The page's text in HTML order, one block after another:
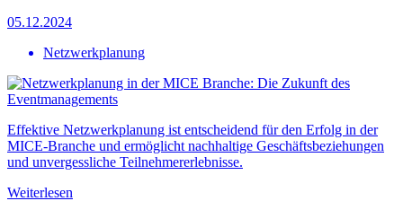
05.12.2024
Netzwerkplanung
Effektive Netzwerkplanung ist entscheidend für den Erfolg in der
MICE-Branche und ermöglicht nachhaltige Geschäftsbeziehungen
und unvergessliche Teilnehmererlebnisse.
Weiterlesen